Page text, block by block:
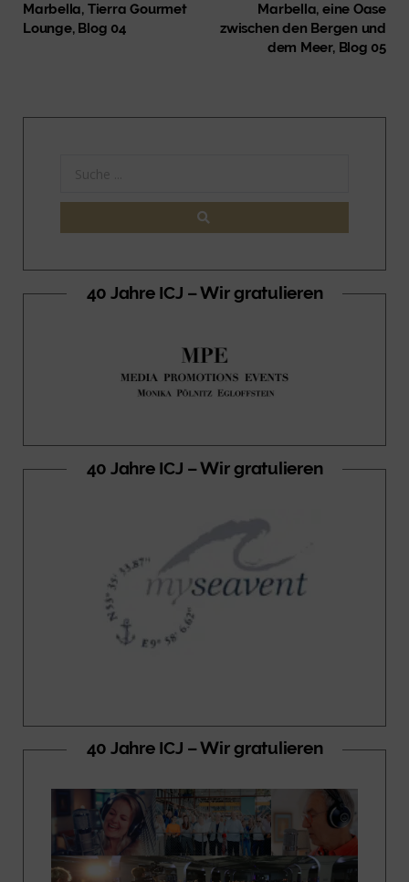
Marbella, Tierra Gourmet
Lounge, Blog 04
Marbella, eine Oase
zwischen den Bergen und
dem Meer, Blog 05
40 Jahre ICJ – Wir gratulieren
40 Jahre ICJ – Wir gratulieren
40 Jahre ICJ – Wir gratulieren